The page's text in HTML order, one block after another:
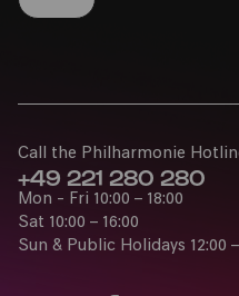
Carmina
Call the Philharmonie
+49 221 280 280
Mon - Fri 10:00 – 18:00
Sat 10:00 – 16:00
Sun & Public Holidays 12:00 –